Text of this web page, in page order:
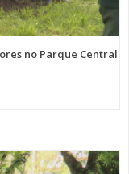
no Parque Central